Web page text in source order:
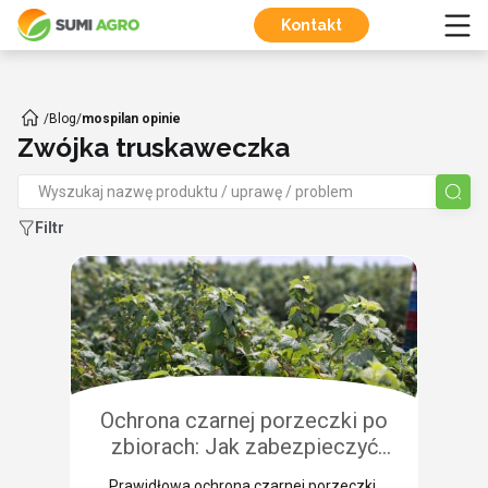
Kontakt
/Blog/mospilan opinie
Zwójka truskaweczka
Filtr
Ochrona czarnej porzeczki po
zbiorach: Jak zabezpieczyć
plantację przed chorobami i